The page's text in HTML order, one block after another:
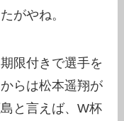
がやね。
限付きで選手を
らは松本遥翔が
と言えば、W杯